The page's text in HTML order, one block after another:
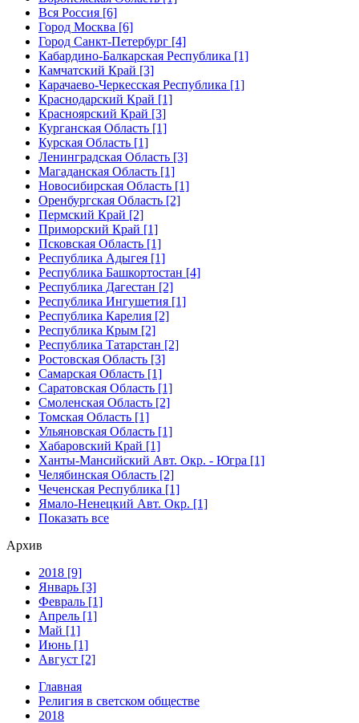
Вся Россия [6]
Город Москва [6]
Город Санкт-Петербург [4]
Кабардино-Балкарская Республика [1]
Камчатский Край [3]
Карачаево-Черкесская Республика [1]
Краснодарский Край [1]
Красноярский Край [3]
Курганская Область [1]
Курская Область [1]
Ленинградская Область [3]
Магаданская Область [1]
Новосибирская Область [1]
Оренбургская Область [2]
Пермский Край [2]
Приморский Край [1]
Псковская Область [1]
Республика Адыгея [1]
Республика Башкортостан [4]
Республика Дагестан [2]
Республика Ингушетия [1]
Республика Карелия [2]
Республика Крым [2]
Республика Татарстан [2]
Ростовская Область [3]
Самарская Область [1]
Саратовская Область [1]
Смоленская Область [2]
Томская Область [1]
Ульяновская Область [1]
Хабаровский Край [1]
Ханты-Мансийский Авт. Окр. - Югра [1]
Челябинская Область [2]
Чеченская Республика [1]
Ямало-Ненецкий Авт. Окр. [1]
Показать все
Архив
2018 [9]
Январь [3]
Февраль [1]
Апрель [1]
Май [1]
Июнь [1]
Август [2]
Главная
Религия в светском обществе
2018